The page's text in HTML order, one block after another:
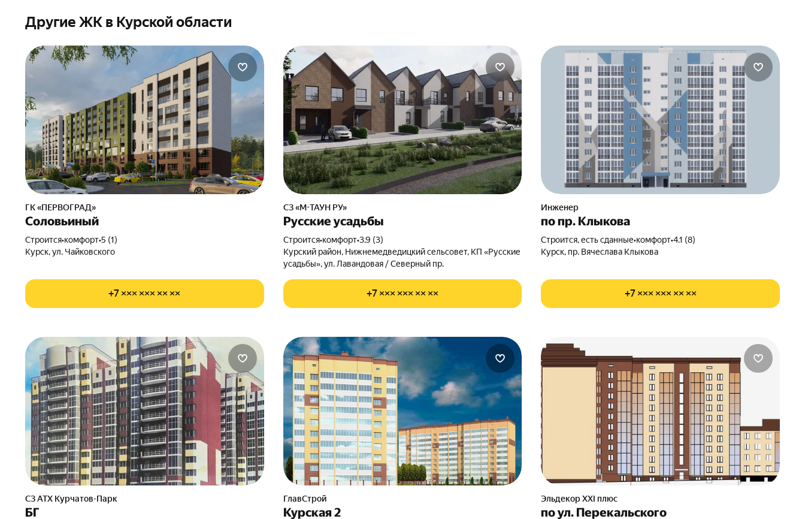
Другие ЖК в Курской области
ГК «ПЕРВОГРАД»
Соловьиный
Строится•комфорт•5 (1)
Курск, ул. Чайковского
+7 ××× ××× ×× ××
СЗ «М-ТАУН РУ»
Русские усадьбы
Строится•комфорт•3.9 (3)
Курский район, Нижнемедведицкий сельсовет, КП «Русские
усадьбы», ул. Лавандовая / Северный пр.
+7 ××× ××× ×× ××
Инженер
по пр. Клыкова
Строится, есть сданные•комфорт•4.1 (8)
Курск, пр. Вячеслава Клыкова
+7 ××× ××× ×× ××
СЗ АТХ Курчатов-Парк
БГ
ГлавСтрой
Курская 2
Эльдекор ХХI плюс
по ул. Перекальского